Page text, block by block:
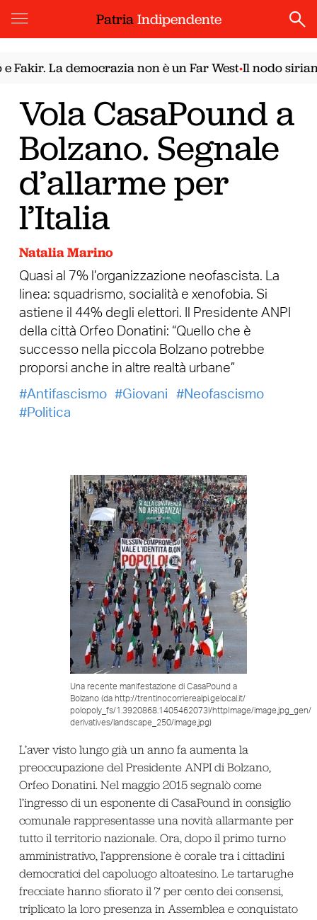
PatriaIndipendente
La democrazia non è un Far West•Il nodo siriano. Il
Vola CasaPound a
Bolzano. Segnale
d’allarme per
l’Italia
Natalia Marino
Quasi al 7% l’organizzazione neofascista. La
linea: squadrismo, socialità e xenofobia. Si
astiene il 44% degli elettori. Il Presidente ANPI
della città Orfeo Donatini: “Quello che è
successo nella piccola Bolzano potrebbe
proporsi anche in altre realtà urbane”
Antifascismo
Giovani
Neofascismo
Politica
Una recente manifestazione di CasaPound a
Bolzano (da http://trentinocorrierealpi.gelocal.it/
polopoly_fs/1.3920868.1405462073!/httpImage/image.jpg_gen/
derivatives/landscape_250/image.jpg)
L’aver visto lungo già un anno fa aumenta la
preoccupazione del Presidente ANPI di Bolzano,
Orfeo Donatini. Nel maggio 2015 segnalò come
l’ingresso di un esponente di CasaPound in consiglio
comunale rappresentasse una novità allarmante per
tutto il territorio nazionale. Ora, dopo il primo turno
amministrativo, l’apprensione è corale tra i cittadini
democratici del capoluogo altoatesino. Le tartarughe
frecciate hanno sfiorato il 7 per cento dei consensi,
triplicato la loro presenza in Assemblea e conquistato